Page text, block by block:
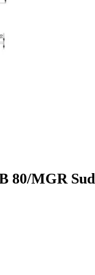
80/MGR